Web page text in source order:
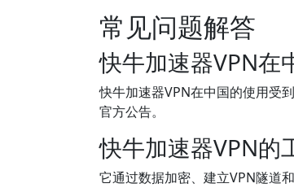
常见问题解答
快牛加速器VPN在
快牛加速器VPN在中国的使用受
官方公告。
快牛加速器VPN的
它通过数据加密、建立VPN隧道